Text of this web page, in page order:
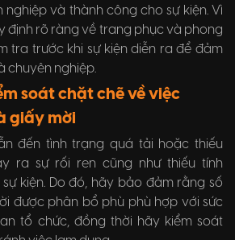
nghiệp và thành công cho sự kiện. Vì
định rõ ràng về trang phục và phong
tra trước khi sự kiện diễn ra để đảm
chuyên nghiệp.
soát chặt chẽ về việc
giấy mời
đến tình trạng quá tải hoặc thiếu
ra sự rối ren cũng như thiếu tính
kiện. Do đó, hãy bảo đảm rằng số
được phân bổ phù phù hợp với sức
tổ chức, đồng thời hãy kiểm soát